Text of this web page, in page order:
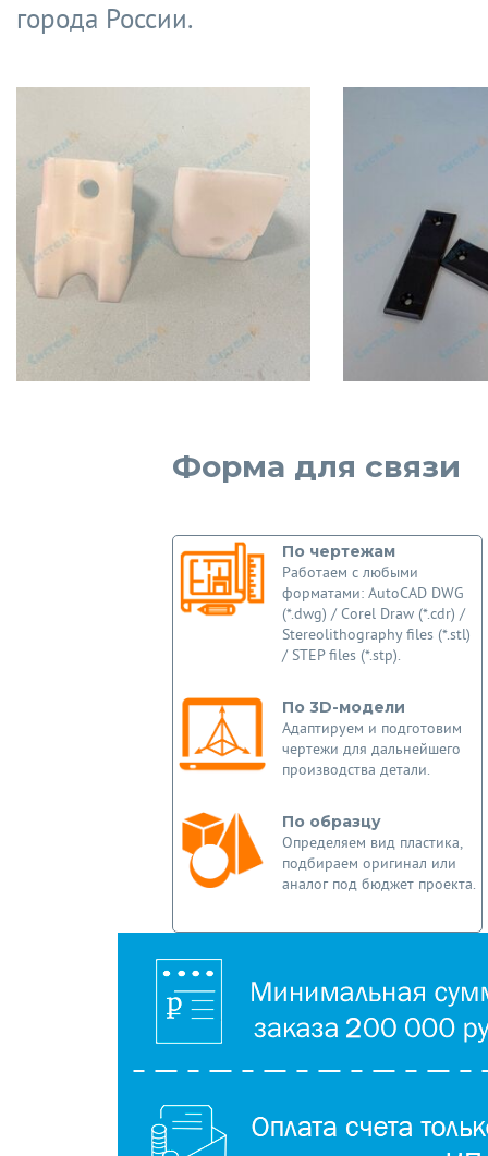
города России.
Форма для связи
По чертежам
Работаем с любыми
форматами: AutoCAD DWG
(*.dwg) / Corel Draw (*.cdr) /
Stereolithography files (*.stl)
/ STEP files (*.stp).
По 3D-модели
Адаптируем и подготовим
чертежи для дальнейшего
производства детали.
По образцу
Определяем вид пластика,
подбираем оригинал или
аналог под бюджет проекта.